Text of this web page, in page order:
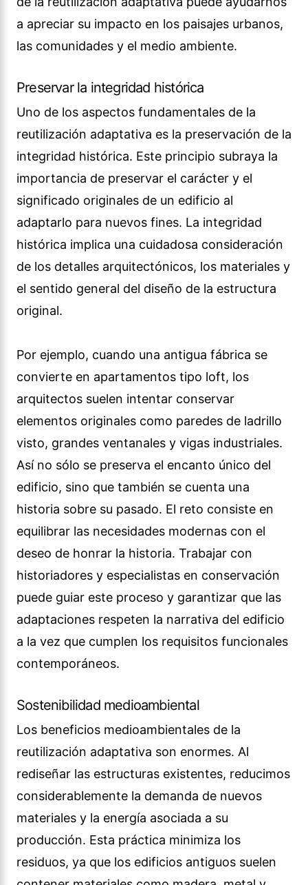
a apreciar su impacto en los paisajes urbanos,
las comunidades y el medio ambiente.
Preservar la integridad histórica
Uno de los aspectos fundamentales de la
reutilización adaptativa es la preservación de la
integridad histórica. Este principio subraya la
importancia de preservar el carácter y el
significado originales de un edificio al
adaptarlo para nuevos fines. La integridad
histórica implica una cuidadosa consideración
de los detalles arquitectónicos, los materiales y
el sentido general del diseño de la estructura
original.
Por ejemplo, cuando una antigua fábrica se
convierte en apartamentos tipo loft, los
arquitectos suelen intentar conservar
elementos originales como paredes de ladrillo
visto, grandes ventanales y vigas industriales.
Así no sólo se preserva el encanto único del
edificio, sino que también se cuenta una
historia sobre su pasado. El reto consiste en
equilibrar las necesidades modernas con el
deseo de honrar la historia. Trabajar con
historiadores y especialistas en conservación
puede guiar este proceso y garantizar que las
adaptaciones respeten la narrativa del edificio
a la vez que cumplen los requisitos funcionales
contemporáneos.
Sostenibilidad medioambiental
Los beneficios medioambientales de la
reutilización adaptativa son enormes. Al
rediseñar las estructuras existentes, reducimos
considerablemente la demanda de nuevos
materiales y la energía asociada a su
producción. Esta práctica minimiza los
residuos, ya que los edificios antiguos suelen